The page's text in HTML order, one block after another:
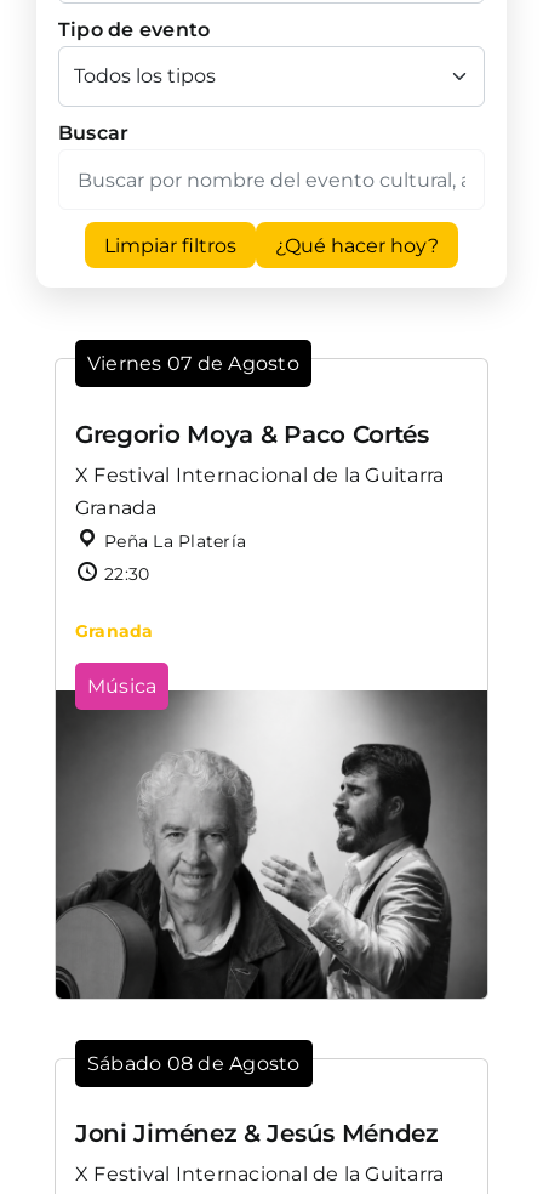
Tipo de evento
Buscar
Limpiar filtros ¿Qué hacer hoy?
Viernes 07 de Agosto
Gregorio Moya & Paco Cortés
X Festival Internacional de la Guitarra
Granada
Peña La Platería
22:30
Granada
Música
Sábado 08 de Agosto
Joni Jiménez & Jesús Méndez
X Festival Internacional de la Guitarra